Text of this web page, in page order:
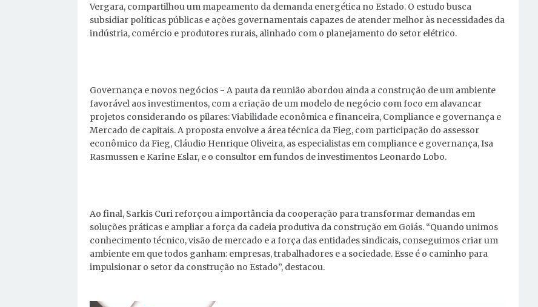
Vergara, compartilhou um mapeamento da demanda energética no Estado. O estudo busca
subsidiar políticas públicas e ações governamentais capazes de atender melhor às necessidades da
indústria, comércio e produtores rurais, alinhado com o planejamento do setor elétrico.
Governança e novos negócios - A pauta da reunião abordou ainda a construção de um ambiente
favorável aos investimentos, com a criação de um modelo de negócio com foco em alavancar
projetos considerando os pilares: Viabilidade econômica e financeira, Compliance e governança e
Mercado de capitais. A proposta envolve a área técnica da Fieg, com participação do assessor
econômico da Fieg, Cláudio Henrique Oliveira, as especialistas em compliance e governança, Isa
Rasmussen e Karine Eslar, e o consultor em fundos de investimentos Leonardo Lobo.
Ao final, Sarkis Curi reforçou a importância da cooperação para transformar demandas em
soluções práticas e ampliar a força da cadeia produtiva da construção em Goiás. “Quando unimos
conhecimento técnico, visão de mercado e a força das entidades sindicais, conseguimos criar um
ambiente em que todos ganham: empresas, trabalhadores e a sociedade. Esse é o caminho para
impulsionar o setor da construção no Estado”, destacou.